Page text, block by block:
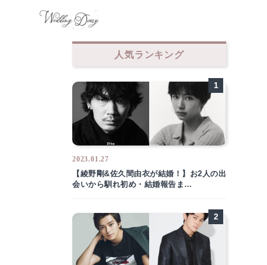
人気ランキング
2023.01.27
【綾野剛&佐久間由衣が結婚！】お2人の出
会いから馴れ初め・結婚報告ま…